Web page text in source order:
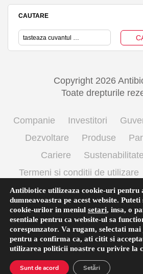
CAUTARE
Copyright 2026
Toate drepturile
Companie Investitori
Dezvoltare
Produse
Cariere
Sustenabilitate
Termeni si conditii de utilizare
Prelucrarea datelor cu
Antibiotice utilizeaza cookie-uri pentru
dumneavoastra pe acest website.
cookie-urilor in meniul setari, insa, o
esentiale pentru ca website-ul sa
corespunzator. Va rugam, selectati mai
pentru a confirma ca, ati citit si
utilizarea politicii noastre cu privire la
Sunt de acord Setări
English(Engleză)